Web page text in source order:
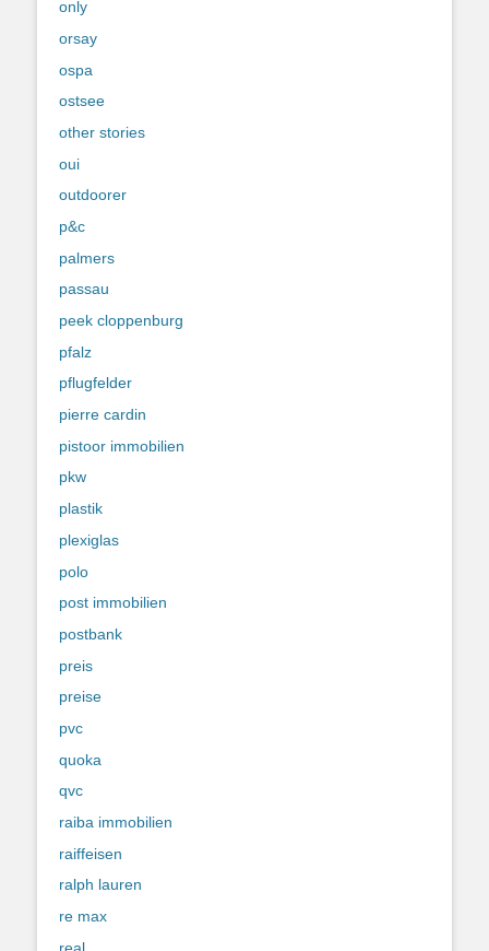
only
orsay
ospa
ostsee
other stories
oui
outdoorer
p&c
palmers
passau
peek cloppenburg
pfalz
pflugfelder
pierre cardin
pistoor immobilien
pkw
plastik
plexiglas
polo
post immobilien
postbank
preis
preise
pvc
quoka
qvc
raiba immobilien
raiffeisen
ralph lauren
re max
real